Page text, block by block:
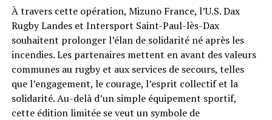
À travers cette opération, Mizuno France, l’U.S. Dax
Rugby Landes et Intersport Saint-Paul-lès-Dax
souhaitent prolonger l’élan de solidarité né après les
incendies. Les partenaires mettent en avant des valeurs
communes au rugby et aux services de secours, telles
que l’engagement, le courage, l’esprit collectif et la
solidarité. Au-delà d’un simple équipement sportif,
cette édition limitée se veut un symbole de